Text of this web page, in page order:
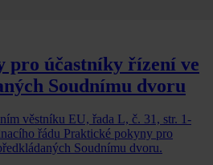
pro účastníky řízení ve
Soudnímu dvoru
věstníku EU, řada L, č. 31, str. 1-
řádu Praktické pokyny pro
Soudnímu dvoru.